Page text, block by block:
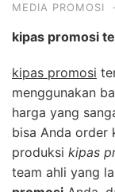
MEDIA PROMOSI
·
kipas promosi
kipas promosi
menggunakan
harga yang
bisa Anda order
produksi kipas
team ahli yang